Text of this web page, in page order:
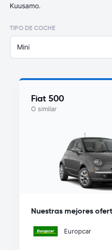
Kuusamo.
TIPO DE COCHE
Mini
Fiat 500
O similar
Nuestras mejores
Europcar